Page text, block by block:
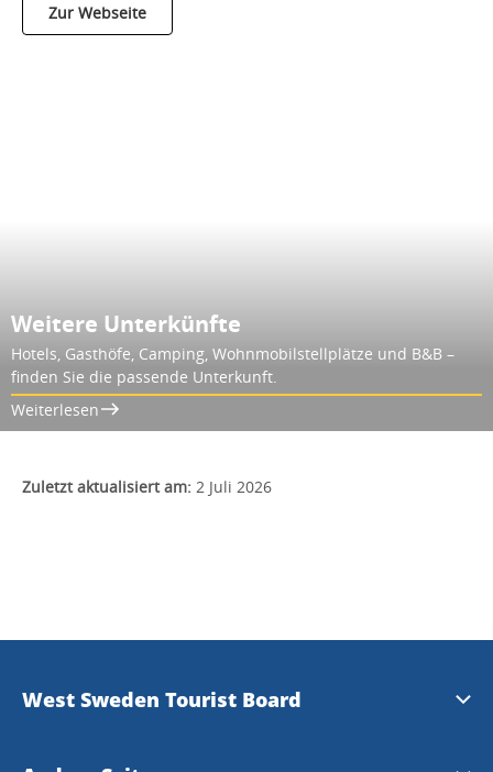
Zur Webseite
Weitere Unterkünfte
Hotels, Gasthöfe, Camping, Wohnmobilstellplätze und B&B –
finden Sie die passende Unterkunft.
Weiterlesen
Zuletzt aktualisiert am: 2 Juli 2026
West Sweden Tourist Board
Presse